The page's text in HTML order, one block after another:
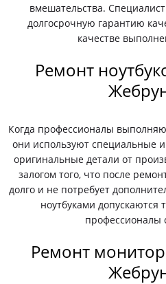
вмешательства.
долгосрочную гарантию
качестве
Ремонт
Когда профессионалы
они используют специальные
оригинальные детали от
залогом того, что после
долго и не потребует
ноутбуками
профессионалы
Ремонт